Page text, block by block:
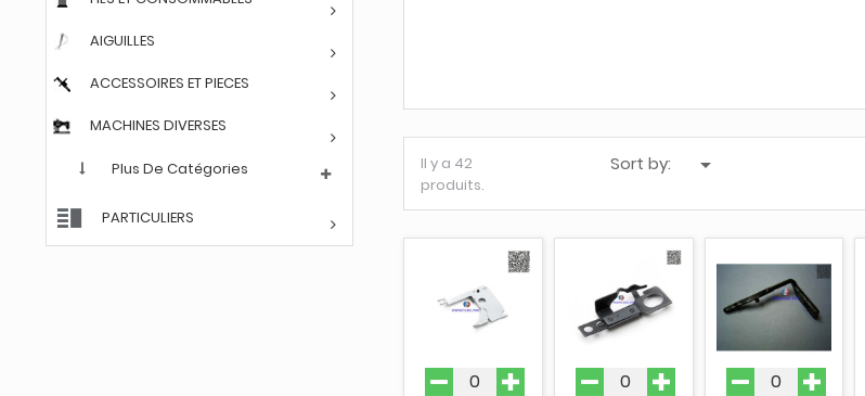
AIGUILLES
ACCESSOIRES ET PIECES
MACHINES DIVERSES
Plus De Catégories
PARTICULIERS
Il y a 42
produits.
Sort by: 